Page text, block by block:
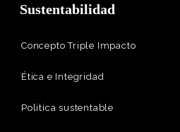
Sustentabilidad
Concepto Triple Impacto
Ética e Integridad
Politica sustentable